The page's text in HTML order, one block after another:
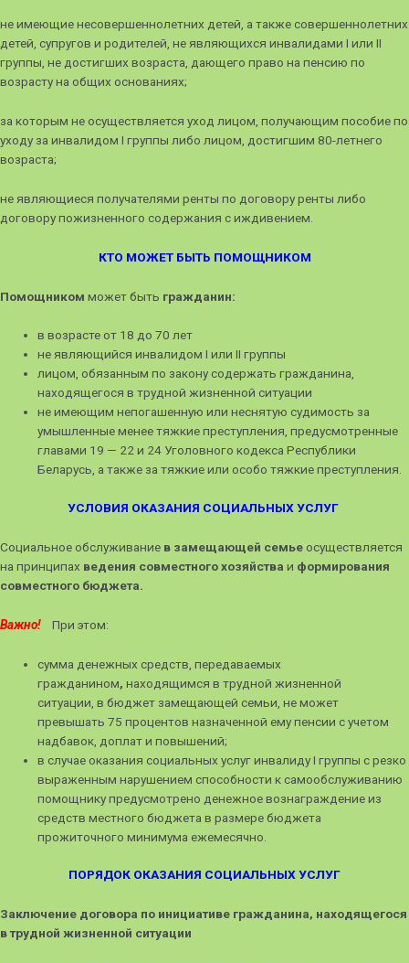
не имеющие несовершеннолетних детей, а также совершеннолетних
детей, супругов и родителей, не являющихся инвалидами I или II
группы, не достигших возраста, дающего право на пенсию по
возрасту на общих основаниях;
за которым не осуществляется уход лицом, получающим пособие по
уходу за инвалидом I группы либо лицом, достигшим 80-летнего
возраста;
не являющиеся получателями ренты по договору ренты либо
договору пожизненного содержания с иждивением.
КТО МОЖЕТ БЫТЬ ПОМОЩНИКОМ
Помощником может быть гражданин:
в возрасте от 18 до 70 лет
не являющийся инвалидом I или II группы
лицом, обязанным по закону содержать гражданина,
находящегося в трудной жизненной ситуации
не имеющим непогашенную или неснятую судимость за
умышленные менее тяжкие преступления, предусмотренные
главами 19 — 22 и 24 Уголовного кодекса Республики
Беларусь, а также за тяжкие или особо тяжкие преступления.
УСЛОВИЯ ОКАЗАНИЯ СОЦИАЛЬНЫХ УСЛУГ
Социальное обслуживание в замещающей семьеосуществляется
на принципах ведения совместного хозяйства и формирования
совместного бюджета.
Важно! При этом:
сумма денежных средств, передаваемых
гражданином,находящимся в трудной жизненной
ситуации, в бюджет замещающей семьи, не может
превышать 75 процентов назначенной ему пенсии с учетом
надбавок, доплат и повышений;
в случае оказания социальных услуг инвалиду I группы с резко
выраженным нарушением способности к самообслуживанию
помощнику предусмотрено денежное вознаграждение из
средств местного бюджета в размере бюджета
прожиточного минимума ежемесячно.
ПОРЯДОК ОКАЗАНИЯ СОЦИАЛЬНЫХ УСЛУГ
Заключение договора по инициативе гражданина, находящегося
в трудной жизненной ситуации